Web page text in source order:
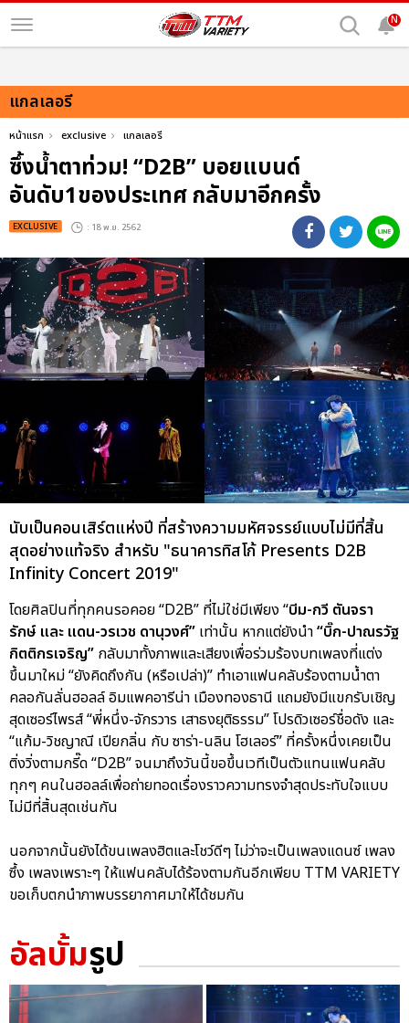
N
แกลเลอรี
หน้าแรก exclusive แกลเลอรี
ซึ้งน้ำตาท่วม! “D2B” บอยแบนด์
อันดับ1ของประเทศ กลับมาอีกครั้ง
EXCLUSIVE : 18 พ.ย. 2562
นับเป็นคอนเสิร์ตแห่งปี ที่สร้างความมหัศจรรย์แบบไม่มีที่สิ้น
สุดอย่างแท้จริง สำหรับ "ธนาคารทิสโก้ Presents D2B
Infinity Concert 2019"
โดยศิลปินที่ทุกคนรอคอย “D2B” ที่ไม่ใช่มีเพียง “บีม-กวี ตันจรา
รักษ์ และ แดน-วรเวช ดานุวงศ์” เท่านั้น หากแต่ยังนำ“บิ๊ก-ปาณรวัฐ
กิตติกรเจริญ” กลับมาทั้งภาพและเสียงเพื่อร่วมร้องบทเพลงที่แต่ง
ขึ้นมาใหม่ “ยังคิดถึงกัน (หรือเปล่า)” ทำเอาแฟนคลับร้องตามน้ำตา
คลอกันลั่นฮอลล์ อิมแพคอารีน่า เมืองทองธานี แถมยังมีแขกรับเชิญ
สุดเซอร์ไพรส์ “พี่หนึ่ง-จักรวาร เสาธงยุติธรรม” โปรดิวเซอร์ชื่อดัง และ
“แก้ม-วิชญาณี เปียกลิ่น กับ ซาร่า-นลิน โฮเลอร์” ที่ครั้งหนึ่งเคยเป็น
ติ่งวิ่งตามกรี๊ด “D2B” จนมาถึงวันนี้ขอขึ้นเวทีเป็นตัวแทนแฟนคลับ
ทุกๆ คนในฮอลล์เพื่อถ่ายทอดเรื่องราวความทรงจำสุดประทับใจแบบ
ไม่มีที่สิ้นสุดเช่นกัน
นอกจากนั้นยังได้ขนเพลงฮิตและโชว์ดีๆ ไม่ว่าจะเป็นเพลงแดนซ์ เพลง
ซึ้ง เพลงเพราะๆ ให้แฟนคลับได้ร้องตามกันอีกเพียบ TTM VARIETY
ขอเก็บตกนำภาพบรรยากาศมาให้ได้ชมกัน
อัลบั้มรูป